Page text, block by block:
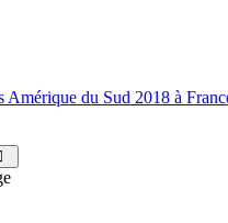
Amérique du Sud 2018 à